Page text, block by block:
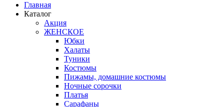
Главная
Каталог
Акция
ЖЕНСКОЕ
Юбки
Халаты
Туники
Костюмы
Пижамы, домашние костюмы
Ночные сорочки
Платья
Сарафаны